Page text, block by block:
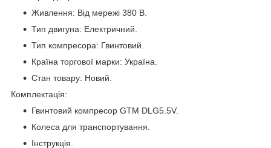
Живлення: Від мережі 380 В.
Тип двигуна: Електричний.
Тип компресора: Гвинтовий.
Країна торгової марки: Україна.
Стан товару: Новий.
Комплектація:
Гвинтовий компресор GTM DLG5.5V.
Колеса для транспортування.
Інструкція.